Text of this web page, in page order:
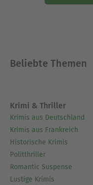
Beliebte Themen
Krimi & Thriller
Krimis aus Deutschland
Krimis aus Frankreich
Historische Krimis
Politthriller
Romantic Suspense
Lustige Krimis